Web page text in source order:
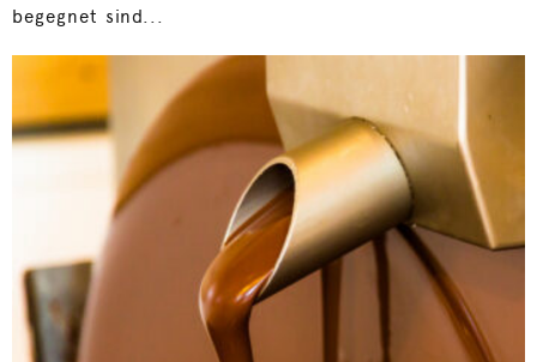
begegnet sind...